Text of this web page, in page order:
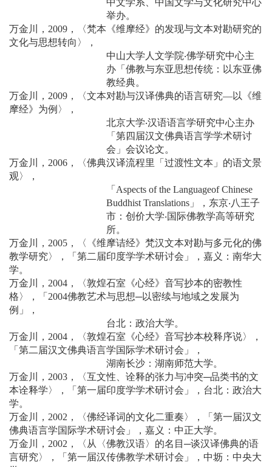
举办。
万金川，2009，〈梵本《维摩经》的发现与文本对勘研究的
文化与思想转向〉，
中山大学人文学院‧佛学研究中心主
办「佛教与东亚思想传统：以东亚佛
教经典。
万金川，2009，〈文本对勘与汉译佛典的语言研究—以《维
摩经》为例〉，
北京大学‧汉语语言学研究中心主办
「第四届汉文佛典语言学学术研讨
会」会议论文。
万金川，2006，〈佛典汉译流程里「过渡性文本」的语文景
观〉，
「Aspects of the Languageof Chinese
Buddhist Translations」，东京‧八王子
市：创价大学‧国际佛教学高等研究
所。
万金川，2005，〈《维摩诘经》梵汉文本对勘与多元化的佛
教学研究〉，「第二届印度学学术研讨会」，嘉义：南华大
学。
万金川，2004，〈敦煌石室《心经》音写抄本的密教性
格〉，「2004佛教艺术与思想─以密续与地域之发展为
例」，
台北：政治大学。
万金川，2004，〈敦煌石室《心经》音写抄本校释序说〉，
「第二届汉文佛典语言学国际学术研讨会」，
湖南长沙：湖南师范大学。
万金川，2003，〈互文性、诠释的张力与冲突─品类书的文
本诠释学〉，「第一届印度学学术研讨会」，台北：政治大
学。
万金川，2002，〈佛经译词的文化二重奏〉，「第一届汉文
佛典语言学国际学术研讨会」，嘉义：中正大学。
万金川，2002，〈从〈佛教汉语〉的名目─谈汉译佛典的语
言研究〉，「第一届汉传佛教学术研讨会」，中坜：中央大